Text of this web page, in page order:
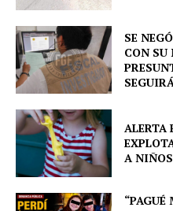
SE
CON SU
ALERTA
A NIÑOS